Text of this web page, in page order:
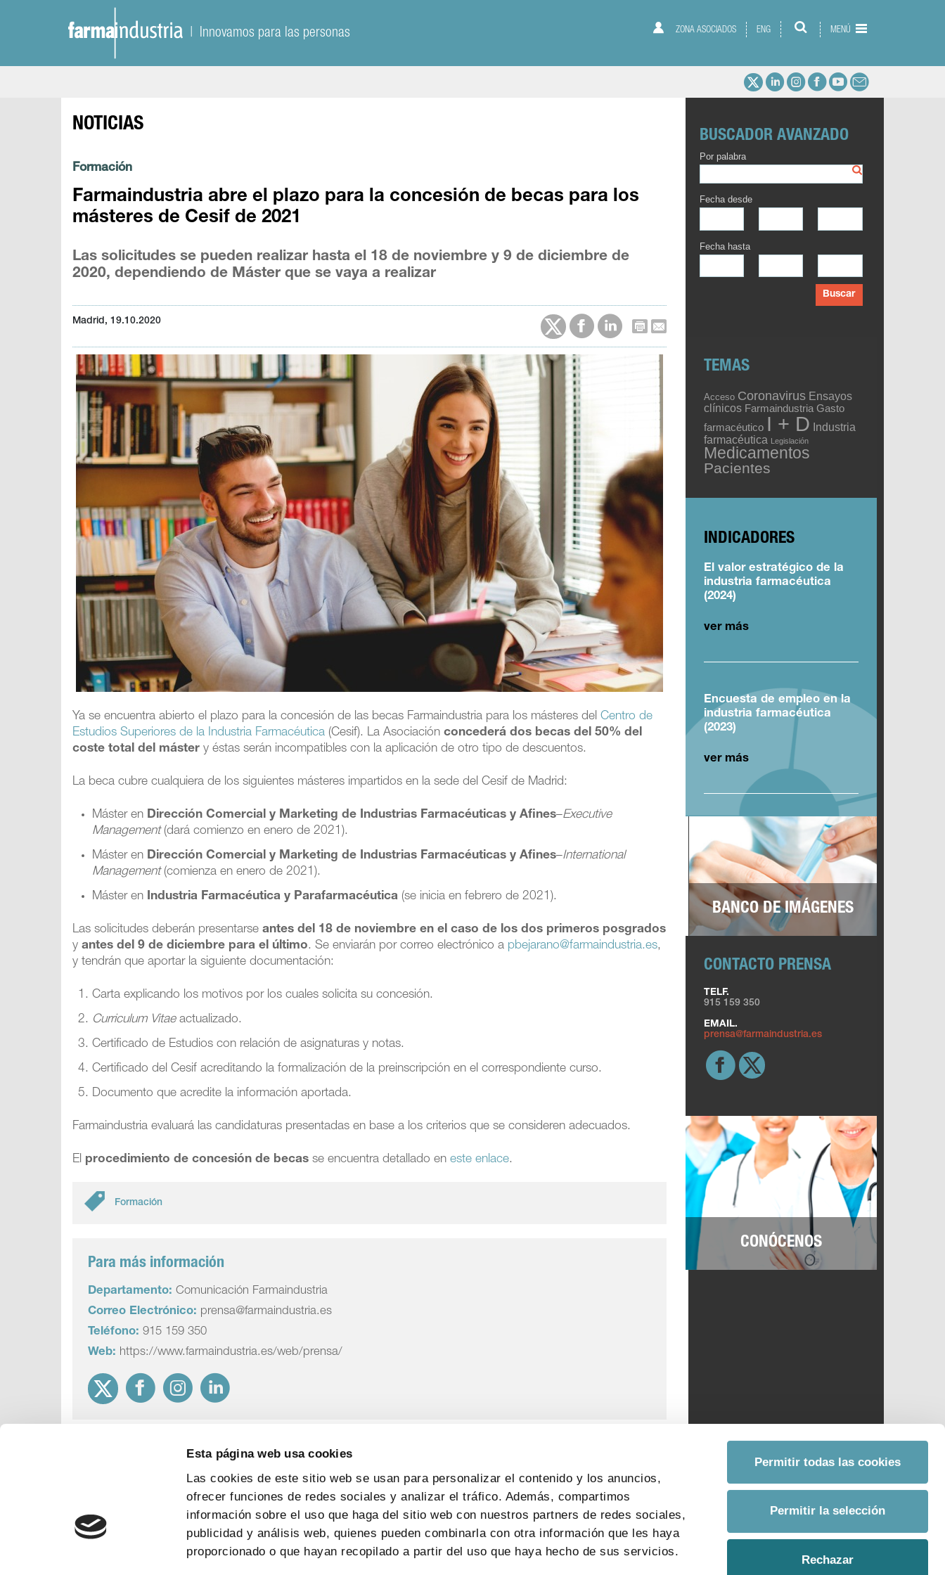
Esta página web usa cookies
Las cookies de este sitio web se usan para personalizar el contenido y los anuncios,
ofrecer funciones de redes sociales y analizar el tráfico. Además, compartimos
información sobre el uso que haga del sitio web con nuestros partners de redes sociales,
publicidad y análisis web, quienes pueden combinarla con otra información que les haya
proporcionado o que hayan recopilado a partir del uso que haya hecho de sus servicios.
Permitir todas las cookies
Permitir la selección
Rechazar
| Innovamos para las personas ZONA ASOCIADOS ENG MENÚ
NOTICIAS
Formación
Farmaindustria abre el plazo para la concesión de becas para los
másteres de Cesif de 2021
Las solicitudes se pueden realizar hasta el 18 de noviembre y 9 de diciembre de
2020, dependiendo de Máster que se vaya a realizar
Madrid, 19.10.2020
Ya se encuentra abierto el plazo para la concesión de las becas Farmaindustria para los másteres delCentro de
Estudios Superiores de la Industria Farmacéutica (Cesif). La Asociaciónconcederá dos becas del 50% del
coste total del máster y éstas serán incompatibles con la aplicación de otro tipo de descuentos.
La beca cubre cualquiera de los siguientes másteres impartidos en la sede del Cesif de Madrid:
Máster en Dirección Comercial y Marketing de Industrias Farmacéuticas y Afines–Executive
Management(dará comienzo en enero de 2021).
Máster en Dirección Comercial y Marketing de Industrias Farmacéuticas y Afines–International
Management(comienza en enero de 2021).
Máster en Industria Farmacéutica y Parafarmacéutica (se inicia en febrero de 2021).
Las solicitudes deberán presentarseantes del 18 de noviembre en el caso de los dos primeros posgrados
yantes del 9 de diciembre para el último. Se enviarán por correo electrónico a pbejarano@farmaindustria.es,
y tendrán que aportar la siguiente documentación:
Carta explicando los motivos por los cuales solicita su concesión.
Curriculum Vitaeactualizado.
Certificado de Estudios con relación de asignaturas y notas.
Certificado del Cesif acreditando la formalización de la preinscripción en el correspondiente curso.
Documento que acredite la información aportada.
Farmaindustria evaluará las candidaturas presentadas en base a los criterios que se consideren adecuados.
El procedimiento de concesión de becas se encuentra detallado eneste enlace.
Formación
Para más información
Departamento: Comunicación Farmaindustria
Correo Electrónico: prensa@farmaindustria.es
Teléfono: 915 159 350
Web: https://www.farmaindustria.es/web/prensa/
BUSCADOR AVANZADO
Por palabra
Fecha desde
Fecha hasta
Buscar
TEMAS
Acceso Coronavirus Ensayos
clínicos Farmaindustria Gasto
farmacéutico I + D Industria
farmacéutica Legislación
Medicamentos
Pacientes
INDICADORES
El valor estratégico de la
industria farmacéutica
(2024)
ver más
Encuesta de empleo en la
industria farmacéutica
(2023)
ver más
BANCO DE IMÁGENES
CONTACTO PRENSA
TELF.
915 159 350
EMAIL.
prensa@farmaindustria.es
CONÓCENOS